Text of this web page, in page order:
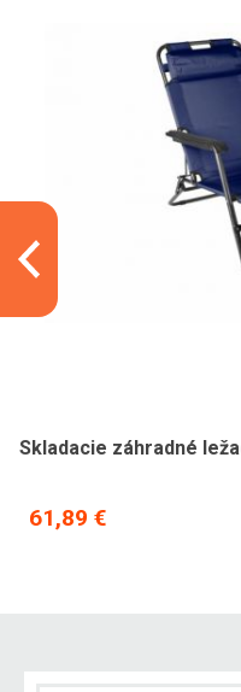
Skladacie záhradné
61,89 €